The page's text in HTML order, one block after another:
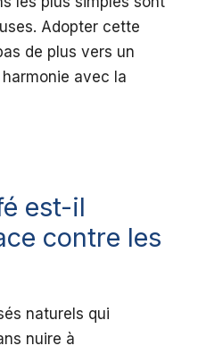
Adopter cette
de plus vers un
avec la
est-il
contre les
naturels qui
nuire à